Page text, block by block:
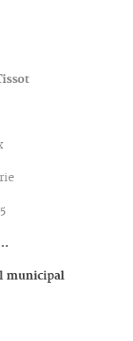
municipal